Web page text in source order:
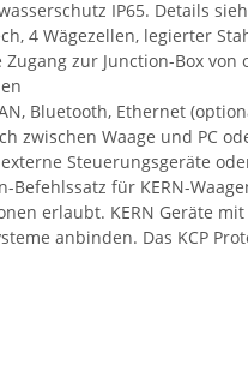
IP65. Details
4 Wägezellen, legierter
zur Junction-Box von
Bluetooth, Ethernet
zwischen Waage und PC
Steuerungsgeräte
Befehlssatz für KERN-
erlaubt. KERN Geräte
anbinden. Das KCP